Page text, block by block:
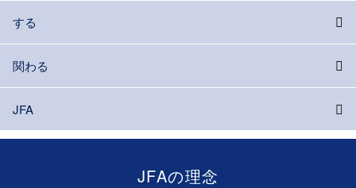
する
関わる
JFA
JFAの理念